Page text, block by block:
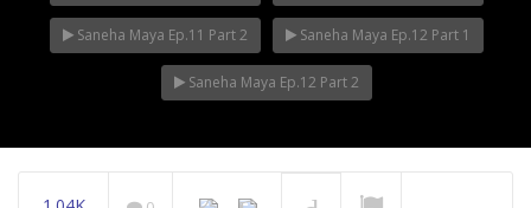
Saneha Maya Ep.11 Part 2 Saneha Maya Ep.12 Part 1
Saneha Maya Ep.12 Part 2